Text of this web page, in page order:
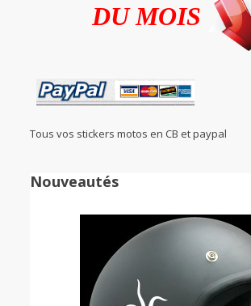
DU MOIS
Tous vos stickers motos en CB et
Nouveautés